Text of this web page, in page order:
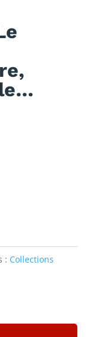
: Collections